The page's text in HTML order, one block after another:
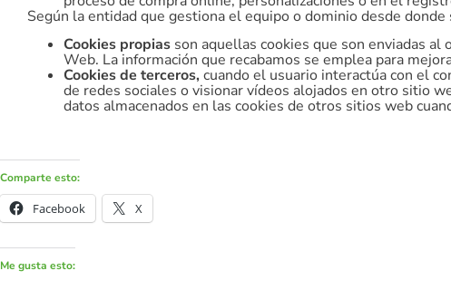
Según la entidad que gestiona el equipo o dominio desde
Cookies propias son aquellas cookies que son enviadas
Web. La información que recabamos se emplea para
Cookies de terceros, cuando el usuario interactúa con el
de redes sociales o visionar vídeos alojados en otro sitio
datos almacenados en las cookies de otros sitios web
Comparte esto:
Facebook X
Me gusta esto: